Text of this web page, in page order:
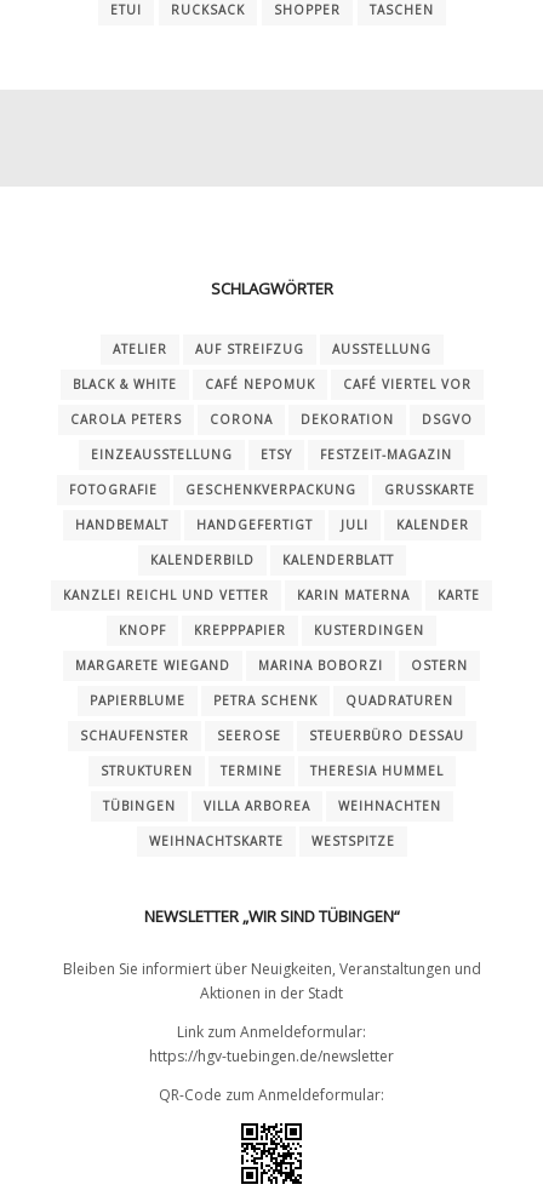
ETUI RUCKSACK SHOPPER TASCHEN
SCHLAGWÖRTER
ATELIER AUF STREIFZUG AUSSTELLUNG
BLACK & WHITE CAFÉ NEPOMUK CAFÉ VIERTEL VOR
CAROLA PETERS CORONA DEKORATION DSGVO
EINZEAUSSTELLUNG ETSY FESTZEIT-MAGAZIN
FOTOGRAFIE GESCHENKVERPACKUNG GRUSSKARTE
HANDBEMALT HANDGEFERTIGT JULI KALENDER
KALENDERBILD KALENDERBLATT
KANZLEI REICHL UND VETTER KARIN MATERNA KARTE
KNOPF KREPPPAPIER KUSTERDINGEN
MARGARETE WIEGAND MARINA BOBORZI OSTERN
PAPIERBLUME PETRA SCHENK QUADRATUREN
SCHAUFENSTER SEEROSE STEUERBÜRO DESSAU
STRUKTUREN TERMINE THERESIA HUMMEL
TÜBINGEN VILLA ARBOREA WEIHNACHTEN
WEIHNACHTSKARTE WESTSPITZE
NEWSLETTER „WIR SIND TÜBINGEN“
Bleiben Sie informiert über Neuigkeiten, Veranstaltungen und
Aktionen in der Stadt
Link zum Anmeldeformular:
https://hgv-tuebingen.de/newsletter
QR-Code zum Anmeldeformular: